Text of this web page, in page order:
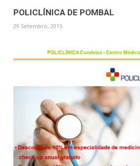
POLICLÍNICA DE POMBAL
29 Setembro, 2015